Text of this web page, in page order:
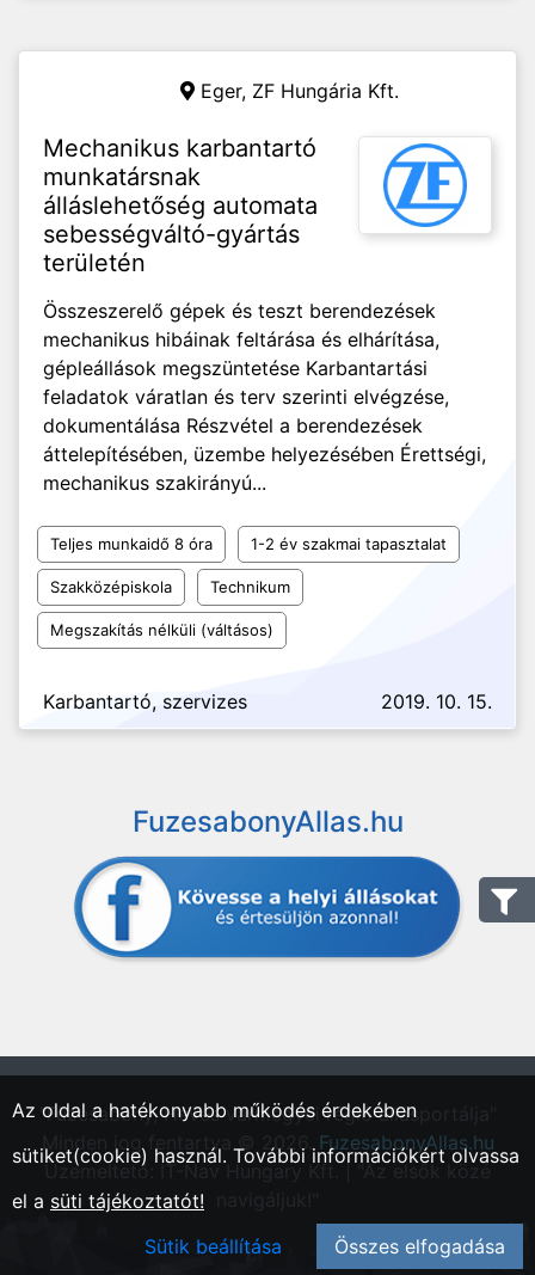
Eger, ZF Hungária Kft.
Mechanikus karbantartó
munkatársnak
álláslehetőség automata
sebességváltó-gyártás
területén
Összeszerelő gépek és teszt berendezések
mechanikus hibáinak feltárása és elhárítása,
gépleállások megszüntetése Karbantartási
feladatok váratlan és terv szerinti elvégzése,
dokumentálása Részvétel a berendezések
áttelepítésében, üzembe helyezésében Érettségi,
mechanikus szakirányú...
Teljes munkaidő 8 óra 1-2 év szakmai tapasztalat
Szakközépiskola Technikum
Megszakítás nélküli (váltásos)
Karbantartó, szervizes 2019. 10. 15.
FuzesabonyAllas.hu
"Füzesabony, Heves vármegyei régió állásportálja"
Minden jog fentartva © 2026. FuzesabonyAllas.hu
Üzemeltető: IT-Nav Hungary Kft. | "Az elsők közé
Az oldal a hatékonyabb működés érdekében
sütiket(cookie) használ. További információkért olvassa
el a süti tájékoztatót!
Sütik beállítása
Összes elfogadása